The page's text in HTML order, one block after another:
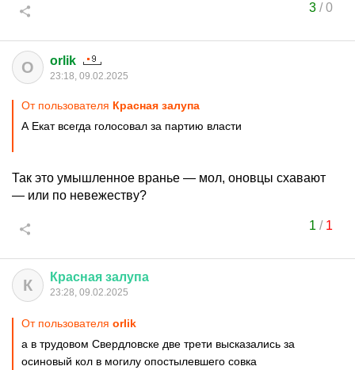
3/0
O orlik
23:18, 09.02.2025
От пользователя Красная залупа
А Екат всегда голосовал за партию власти
Так это умышленное вранье — мол, оновцы схавают
— или по невежеству?
1 / 1
К Красная залупа
23:28, 09.02.2025
От пользователя orlik
а в трудовом Свердловске две трети высказались за
осиновый кол в могилу опостылевшего совка